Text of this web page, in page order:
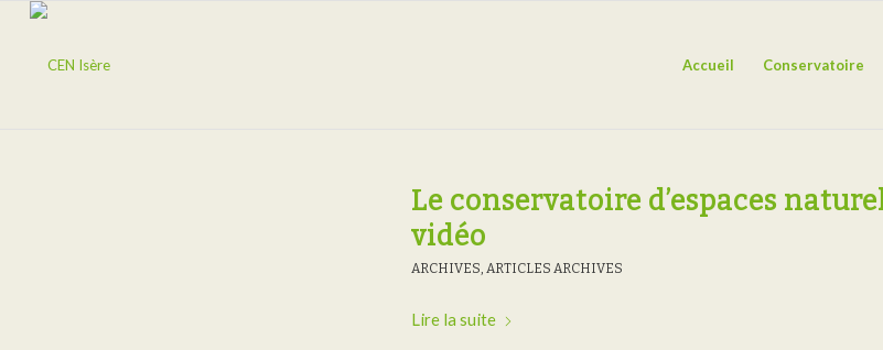
Accueil Conservatoire
Le conservatoire d’espaces
vidéo
ARCHIVES, ARTICLES ARCHIVES
Lire la suite